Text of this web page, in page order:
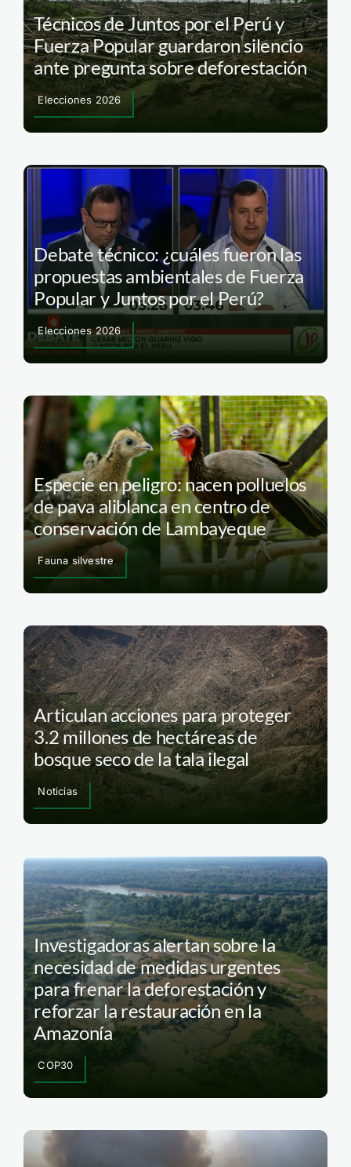
Técnicos de Juntos por el Perú y
Fuerza Popular guardaron silencio
ante pregunta sobre deforestación
Elecciones 2026
Debate técnico: ¿cuáles fueron las
propuestas ambientales de Fuerza
Popular y Juntos por el Perú?
Elecciones 2026
Especie en peligro: nacen polluelos
de pava aliblanca en centro de
conservación de Lambayeque
Fauna silvestre
Articulan acciones para proteger
3.2 millones de hectáreas de
bosque seco de la tala ilegal
Noticias
Investigadoras alertan sobre la
necesidad de medidas urgentes
para frenar la deforestación y
reforzar la restauración en la
Amazonía
COP30